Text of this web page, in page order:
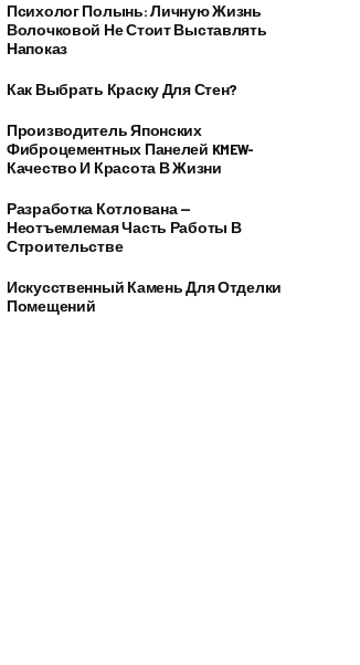
Психолог Полынь: Личную Жизнь
Волочковой Не Стоит Выставлять
Напоказ
Как Выбрать Краску Для Стен?
Производитель Японских
Фиброцементных Панелей KMEW-
Качество И Красота В Жизни
Разработка Котлована —
Неотъемлемая Часть Работы В
Строительстве
Искусственный Камень Для Отделки
Помещений